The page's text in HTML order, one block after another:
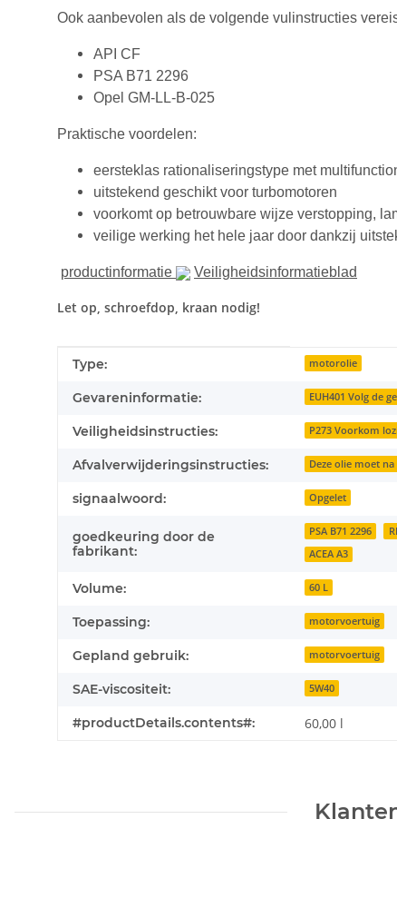
Ook aanbevolen als de volgende vulinstructies
API CF
PSA B71 2296
Opel GM-LL-B-025
Praktische voordelen:
eersteklas rationaliseringstype met
uitstekend geschikt voor turbomotoren
voorkomt op betrouwbare wijze verstopping,
veilige werking het hele jaar door dankzij
productinformatie Veiligheidsinformatieblad
Let op, schroefdop, kraan nodig!
#productDetails.itemInformation#
#productDetails.itemValue#
Type: motorolie
Gevareninformatie: EUH401 Volg de
Veiligheidsinstructies: P273 Voorkom
Afvalverwijderingsinstructies: Deze olie moet
signaalwoord: Opgelet
goedkeuring door de
fabrikant:
PSA B71 2296
ACEA A3
Volume: 60 L
Toepassing: motorvoertuig
Gepland gebruik: motorvoertuig
SAE-viscositeit: 5W40
#productDetails.contents#: 60,00 l